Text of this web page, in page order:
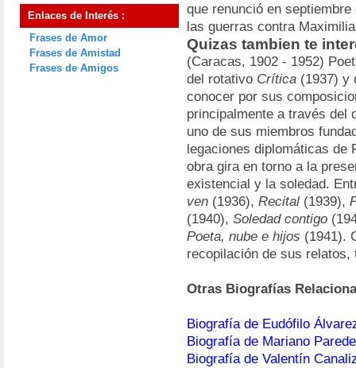
Enlaces de Interés :
Frases de Amor
Frases de Amistad
Frases de Amigos
que renunció en
las guerras contra
Quizas tambien te
(Caracas, 1902 - 1952)
del rotativo Crítica (1937) y
conocer por sus
principalmente a través del
uno de sus miembros
legaciones diplomáticas de
obra gira en torno a la
existencial y la soledad.
ven (1936), Recital (1939),
(1940), Soledad contigo
Poeta, nube e hijos (1941).
recopilación de sus
Otras Biografías
Biografía de Eudófilo
Biografía de Mariano
Biografía de Valentín